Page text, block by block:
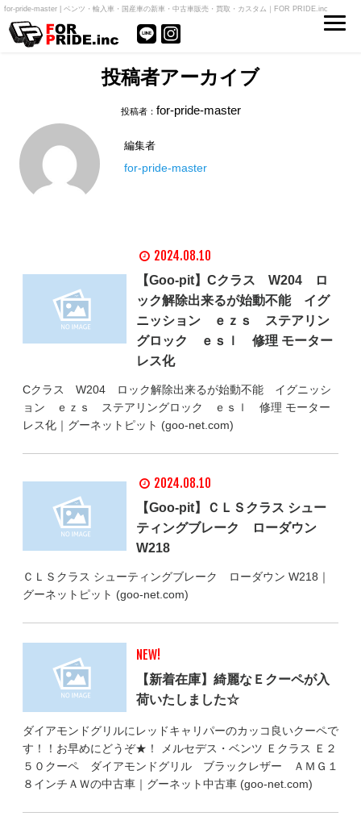
for-pride-master | ベンツ・輸入車・国産車の新車・中古車販売・買取・カスタム｜FOR PRIDE.inc
投稿者アーカイブ
投稿者： for-pride-master
編集者
for-pride-master
2024.08.10
【Goo-pit】Cクラス W204 ロ
ック解除出来るが始動不能 イグ
ニッション ｅｚｓ ステアリン
グロック ｅｓｌ 修理 モーター
レス化
Cクラス W204 ロック解除出来るが始動不能 イグニッシ
ョン ｅｚｓ ステアリングロック ｅｓｌ 修理 モーター
レス化｜グーネットピット (goo-net.com)
2024.08.10
【Goo-pit】ＣＬＳクラス シュー
ティングブレーク ローダウン
W218
ＣＬＳクラス シューティングブレーク ローダウン W218｜
グーネットピット (goo-net.com)
NEW!
【新着在庫】綺麗なＥクーペが入
荷いたしました☆
ダイアモンドグリルにレッドキャリパーのカッコ良いクーペで
す！！お早めにどうぞ★！ メルセデス・ベンツ Ｅクラス Ｅ２
５０クーペ ダイアモンドグリル ブラックレザー ＡＭＧ１
８インチＡＷの中古車｜グーネット中古車 (goo-net.com)